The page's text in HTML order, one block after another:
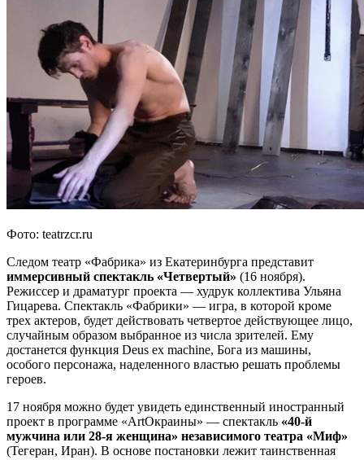
Фото: teatrzcr.ru
Следом театр «Фабрика» из Екатеринбурга представит
иммерсивный спектакль «Четвертый» (16 ноября).
Режиссер и драматург проекта — худрук коллектива Ульяна
Гицарева. Спектакль «Фабрики» — игра, в которой кроме
трех актеров, будет действовать четвертое действующее лицо,
случайным образом выбранное из числа зрителей. Ему
достанется функция Deus ex machine, Бога из машины,
особого персонажа, наделенного властью решать проблемы
героев.
17 ноября можно будет увидеть единственный иностранный
проект в программе «ArtОкраины» — спектакль «40-й
мужчина или 28-я женщина» независимого театра «Миф»
(Тегеран, Иран). В основе постановки лежит таинственная